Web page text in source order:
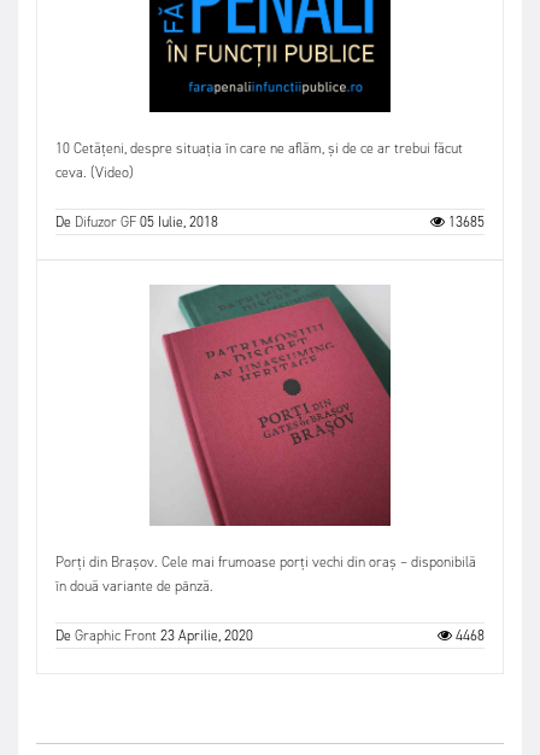
10 Cetățeni, despre situația în care ne aflăm, și de ce ar trebui făcut
ceva. (Video)
De Difuzor GF05 Iulie, 2018 13685
Porți din Brașov. Cele mai frumoase porți vechi din oraș – disponibilă
în două variante de pânză.
DeGraphic Front23 Aprilie, 2020 4468